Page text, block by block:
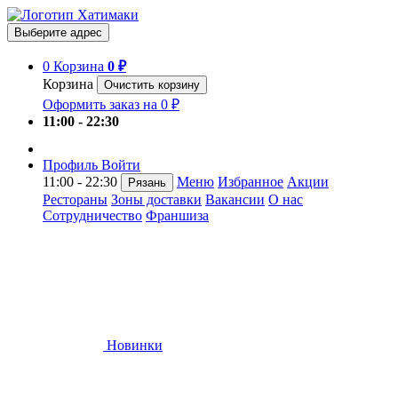
Выберите адрес
0 Корзина 0 ₽
Корзина
Очистить корзину
Оформить заказ на 0 ₽
11:00 - 22:30
Профиль Войти
11:00 - 22:30
Рязань Меню Избранное Акции
Рестораны Зоны доставки Вакансии О нас
Сотрудничество Франшиза
Новинки